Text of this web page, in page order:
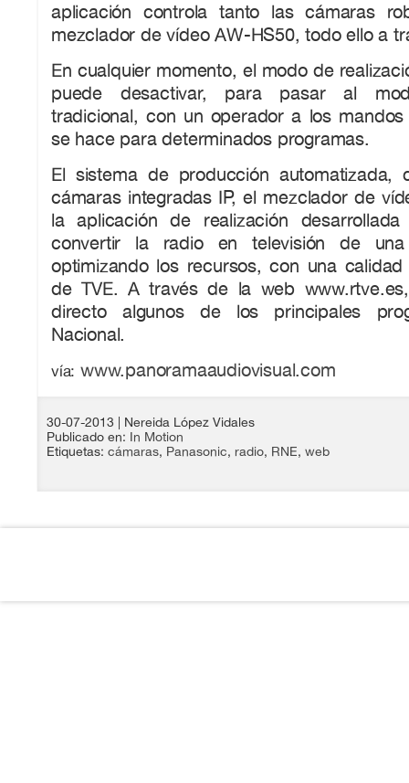
aplicación controla tanto las cámaras
mezclador de vídeo AW-HS50, todo ello a
En cualquier momento, el modo de
puede desactivar, para pasar al
tradicional, con un operador a los
se hace para determinados programas.
El sistema de producción automatizada,
cámaras integradas IP, el mezclador de
la aplicación de realización
convertir la radio en televisión de
optimizando los recursos, con una
de TVE. A través de la web
directo algunos de los principales
Nacional.
vía: www.panoramaaudiovisual.com
30-07-2013
| Nereida López Vidales
Publicado en: In Motion
Etiquetas: cámaras, Panasonic, radio, RNE, web